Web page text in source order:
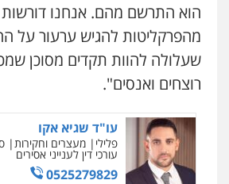
הוא התרשם מהם. אנחנו
מהפרקליטות להגיש ערעור על
שעלולה להוות תקדים מסוכן
רוצחים ואנסים".
עו"ד תומר בנישתי
פלילי מעצרים וחקירות
חמורה
0546657865
עו"ד שגיא אקו
פלילי מעצרים וחקירות
עורכי דין לענייני אסירים
0525279829